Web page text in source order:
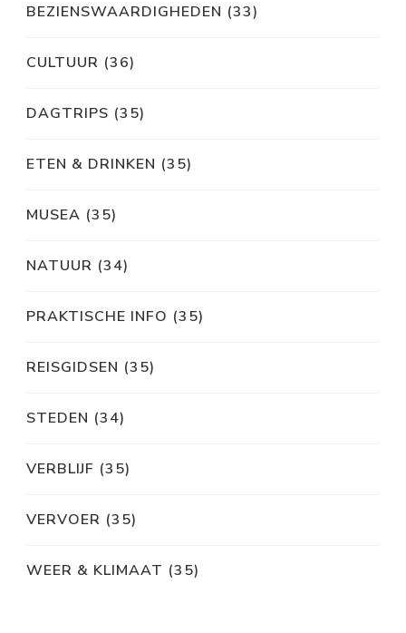
BEZIENSWAARDIGHEDEN (33)
CULTUUR (36)
DAGTRIPS (35)
ETEN & DRINKEN (35)
MUSEA (35)
NATUUR (34)
PRAKTISCHE INFO (35)
REISGIDSEN (35)
STEDEN (34)
VERBLIJF (35)
VERVOER (35)
WEER & KLIMAAT (35)